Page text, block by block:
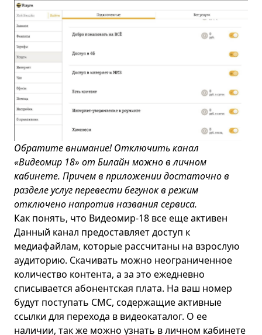
Обратите внимание! Отключить канал
«Видеомир 18» от Билайн можно в личном
кабинете. Причем в приложении достаточно в
разделе услуг перевести бегунок в режим
отключено напротив названия сервиса.
Как понять, что Видеомир-18 все еще активен
Данный канал предоставляет доступ к
медиафайлам, которые рассчитаны на взрослую
аудиторию. Скачивать можно неограниченное
количество контента, а за это ежедневно
списывается абонентская плата. На ваш номер
будут поступать СМС, содержащие активные
ссылки для перехода в видеокаталог. О ее
наличии, так же можно узнать в личном кабинете